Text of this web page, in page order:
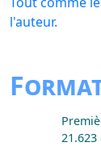
l'auteur.
21.623